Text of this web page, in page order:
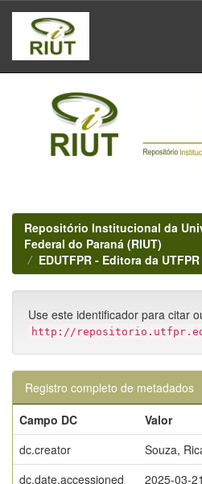
Skip
navigation
Repositório Institucional da
Federal do Paraná (RIUT)
EDUTFPR - Editora da UTFPR
Use este identificador para citar
http://
Registro completo de metadados
Campo DC
Valor
dc.creator
Souza,
dc.date.accessioned
2025-03-